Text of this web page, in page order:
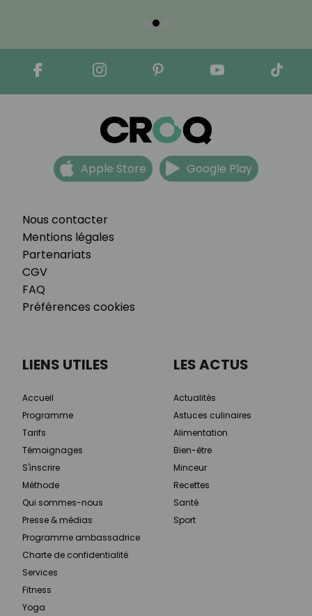
Nous contacter
Mentions légales
Partenariats
CGV
FAQ
Préférences cookies
Apple Store Google Play
LIENS UTILES
Accueil
Programme
Tarifs
Témoignages
S'inscrire
Méthode
Qui sommes-nous
Presse & médias
Programme ambassadrice
Charte de confidentialité
Services
Fitness
Yoga
LES ACTUS
Actualités
Astuces culinaires
Alimentation
Bien-être
Minceur
Recettes
Santé
Sport